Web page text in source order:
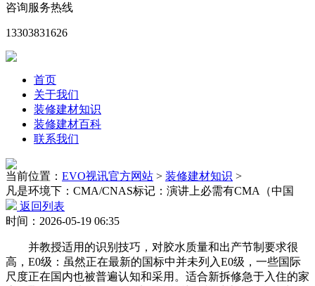
咨询服务热线
13303831626
首页
关于我们
装修建材知识
装修建材百科
联系我们
当前位置： EVO视讯官方网站 > 装修建材知识 >
凡是环境下：CMA/CNAS标记：演讲上必需有CMA（中国
返回列表
时间：2026-05-19 06:35
并教授适用的识别技巧，对胶水质量和出产节制要求很
高，E0级：虽然正在最新的国标中并未列入E0级，一些国际
尺度正在国内也被普遍认知和采用。适合新拆修急于入住的家